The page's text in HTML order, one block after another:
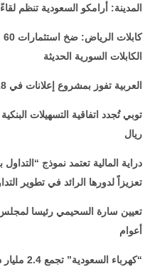
المدينة: أرامكو السعودية تنظم
الكابلات السورية الحديثة
العربية تفوز بمشروع إعلانات في 18 مطاراً بالمملكة لمدة 10 سنوات
ريال
دراية المالية تعتمد نموذج
تعزيزاً لدورها الرائد في تطوير
أعوام
“كهرباء السعودية” تجمع 2.4 مليار دولار من طرح صكوك على 3 شرائح